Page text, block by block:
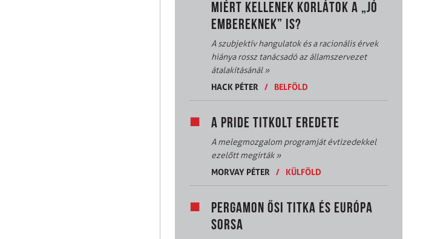
MIÉRT KELLENEK KORLÁTOK A „JÓ
EMBEREKNEK” IS?
A szubjektív hangulatok és a racionális érvek
hiánya rossz tanácsadó az államszervezet
átalakításánál»
HACK PÉTER
/ BELFÖLD
A PRIDE TITKOLT EREDETE
A melegmozgalom programját évtizedekkel
ezelőtt megírták»
MORVAY PÉTER
/ KÜLFÖLD
PERGAMON ŐSI TITKA ÉS EURÓPA
SORSA